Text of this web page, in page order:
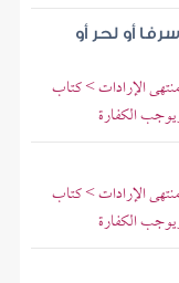
أو لحر أو
الإرادات > كتاب
الكفارة
الإرادات > كتاب
الكفارة